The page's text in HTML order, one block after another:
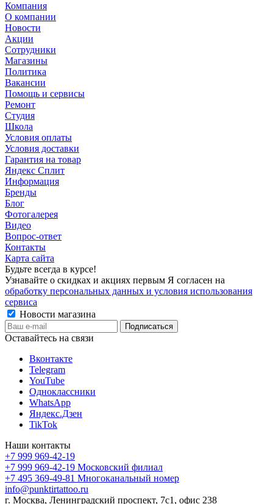
Компания
О компании
Новости
Акции
Сотрудники
Магазины
Политика
Вакансии
Помощь и сервисы
Ремонт
Студия
Школа
Условия оплаты
Условия доставки
Гарантия на товар
Яндекс Сплит
Информация
Бренды
Блог
Фотогалерея
Видео
Вопрос-ответ
Контакты
Карта сайта
Будьте всегда в курсе!
Узнавайте о скидках и акциях первым Я согласен на
обработку персональных данных и условия использования
сервиса
Новости магазина
Оставайтесь на связи
Вконтакте
Telegram
YouTube
Одноклассники
WhatsApp
Яндекс.Дзен
TikTok
Наши контакты
+7 999 969-42-19
+7 999 969-42-19 Московский филиал
+7 495 369-49-81 Многоканальный номер
info@punktirtattoo.ru
г. Москва, Ленинградский проспект, 7с1, офис 238